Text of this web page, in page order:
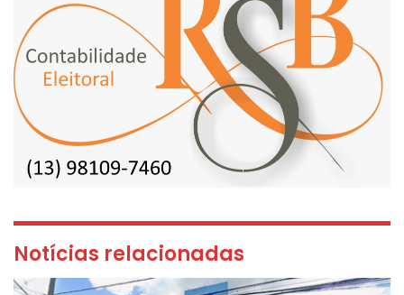
Notícias relacionadas